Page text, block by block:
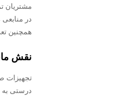
مشتریان
در
همچنین
نقش
تجهیزات
درستی به